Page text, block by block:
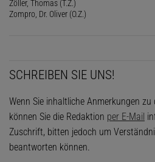
Zöller, Thomas (T.Z.)
Zompro, Dr. Oliver (O.Z.)
SCHREIBEN SIE UNS!
Wenn Sie inhaltliche Anmerkungen zu
können Sie die Redaktion per E-Mail
Zuschrift, bitten jedoch um
beantworten können.